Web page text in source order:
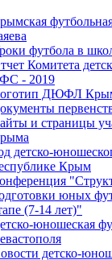
футбола в
Комитета
- 2019
ДЮФЛ
и страницы
детско-
Крым
юных
(7-14 лет)"
юношеская
детско-